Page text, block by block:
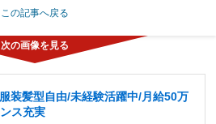
この記事へ戻る
装髪型自由/未経験活躍中/月給50万
ス充実